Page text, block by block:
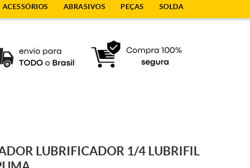
ACESSÓRIOS ABRASIVOS PEÇAS SOLDA
LUBRIFICADOR 1/4 LUBRIFIL